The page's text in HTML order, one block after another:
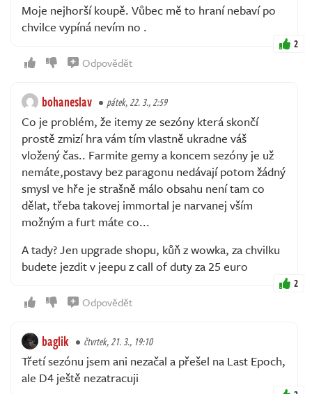
Moje nejhorší koupě. Vůbec mě to hraní nebaví po
chvilce vypíná nevím no .
2
Odpovědět
bohaneslav pátek, 22. 3., 2:59
Co je problém, že itemy ze sezóny která skončí
prostě zmizí hra vám tím vlastně ukradne váš
vložený čas.. Farmite gemy a koncem sezóny je už
nemáte,postavy bez paragonu nedávají potom žádný
smysl ve hře je strašně málo obsahu není tam co
dělat, třeba takovej immortal je narvanej vším
možným a furt máte co...
A tady? Jen upgrade shopu, kůň z wowka, za chvilku
budete jezdit v jeepu z call of duty za 25 euro
2
Odpovědět
baglik čtvrtek, 21. 3., 19:10
Třetí sezónu jsem ani nezačal a přešel na Last Epoch,
ale D4 ještě nezatracuji